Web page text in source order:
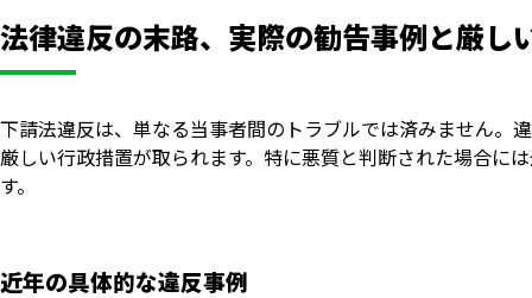
法律違反の末路、実際の勧告事例と厳し
下請法違反は、単なる当事者間のトラブルでは済みません。
厳しい行政措置が取られます。特に悪質と判断された場合に
す。
近年の具体的な違反事例